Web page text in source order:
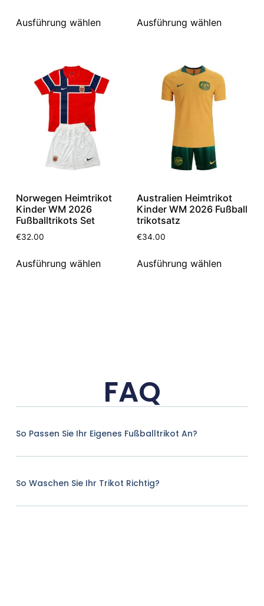
Ausführung wählen Ausführung wählen
Norwegen Heimtrikot
Kinder WM 2026
Fußballtrikots Set
€32.00
Ausführung wählen
Australien Heimtrikot
Kinder WM 2026 Fußball
trikotsatz
€34.00
Ausführung wählen
FAQ
So Passen Sie Ihr Eigenes Fußballtrikot An?
So Waschen Sie Ihr Trikot Richtig?